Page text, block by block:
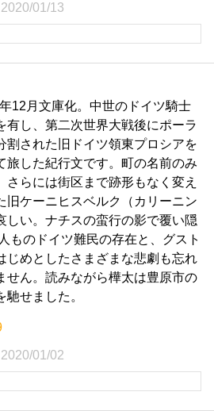
2020/01/13
12月文庫化。中世のドイツ騎士
有し、第二次世界大戦後にポーラ
割された旧ドイツ領東プロシアを
旅した紀行文です。町の名前のみ
さらには街区まで跡形もなく変え
旧ケーニヒスベルク（カリーニン
しい。ナチスの蛮行の影で覆い隠
ものドイツ難民の存在と、グスト
じめとしたさまざまな悲劇も忘れ
せん。読みながら樺太は豊原市の
馳せました。
2020/01/02